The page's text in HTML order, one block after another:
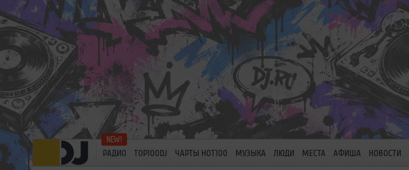
РАДИО TOP100DJ ЧАРТЫ HOT100 МУЗЫКА ЛЮДИ МЕСТА АФИША НОВОСТИ